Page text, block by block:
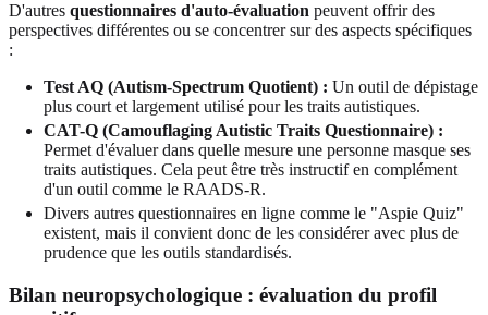
D'autres questionnaires d'auto-évaluation peuvent offrir des
perspectives différentes ou se concentrer sur des aspects spécifiques
:
Test AQ (Autism-Spectrum Quotient) : Un outil de dépistage
plus court et largement utilisé pour les traits autistiques.
CAT-Q (Camouflaging Autistic Traits Questionnaire) :
Permet d'évaluer dans quelle mesure une personne masque ses
traits autistiques. Cela peut être très instructif en complément
d'un outil comme le RAADS-R.
Divers autres questionnaires en ligne comme le "Aspie Quiz"
existent, mais il convient donc de les considérer avec plus de
prudence que les outils standardisés.
Bilan neuropsychologique : évaluation du profil